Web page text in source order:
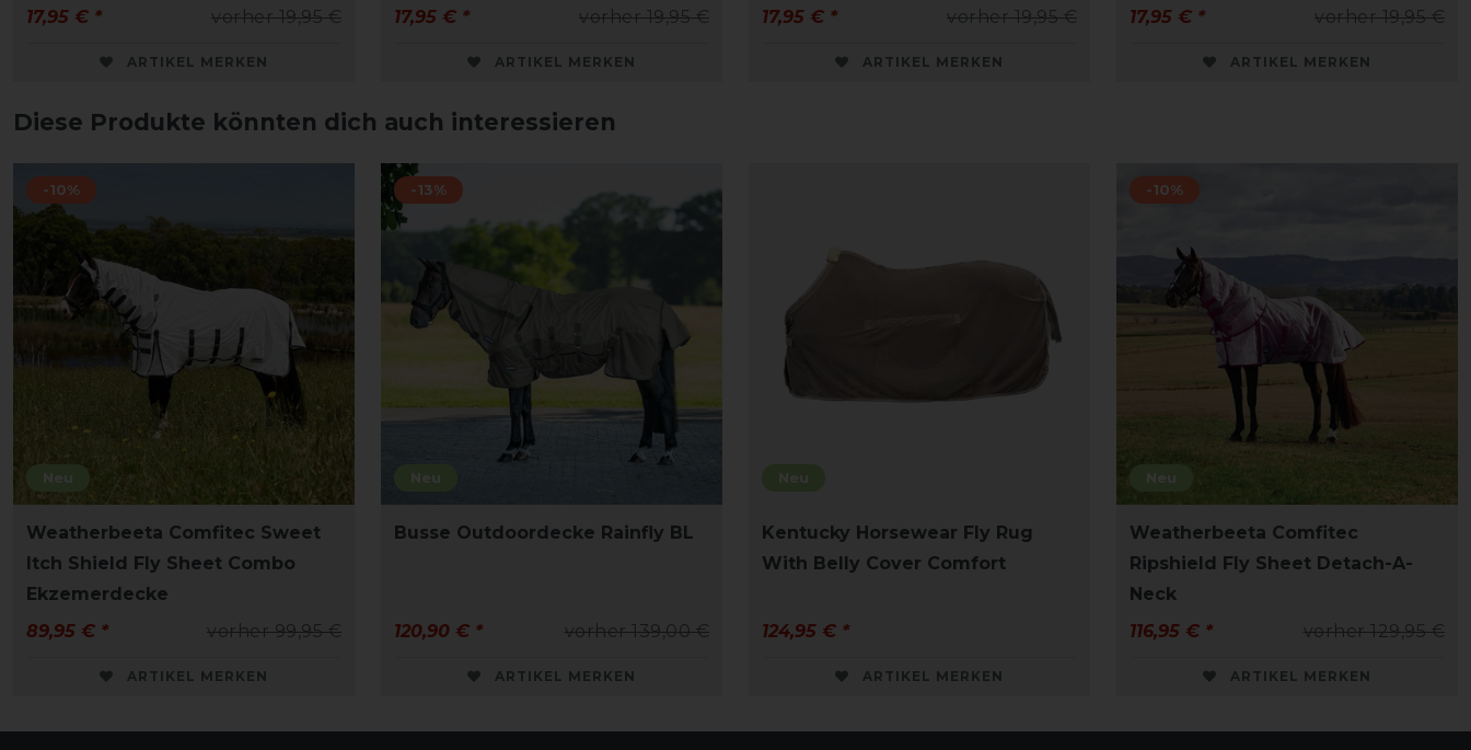
vorher 19,95 €
17,95 € *
ARTIKEL MERKEN
vorher 19,95 €
17,95 € *
ARTIKEL MERKEN
vorher 19,95 €
17,95 € *
ARTIKEL MERKEN
vorher 19,95 €
17,95 € *
ARTIKEL MERKEN
Diese Produkte könnten dich auch interessieren
Neu
-10%
Weatherbeeta Comfitec Sweet
Itch Shield Fly Sheet Combo
Ekzemerdecke
vorher 99,95 €
89,95 € *
ARTIKEL MERKEN
Neu
-13%
Busse Outdoordecke Rainfly BL
vorher 139,00 €
120,90 € *
ARTIKEL MERKEN
Neu
Kentucky Horsewear Fly Rug
With Belly Cover Comfort
124,95 € *
ARTIKEL MERKEN
Neu
-10%
Weatherbeeta Comfitec
Ripshield Fly Sheet Detach-A-
Neck
vorher 129,95 €
116,95 € *
ARTIKEL MERKEN